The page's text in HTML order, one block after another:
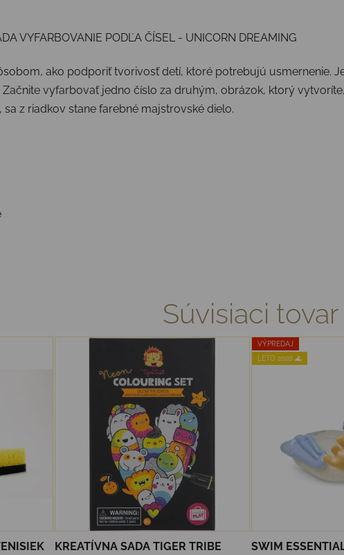
VYFARBOVANIE PODĽA ČÍSEL - UNICORN DREAMING
ako podporiť tvorivosť detí, ktoré potrebujú usmernenie.
Začnite vyfarbovať jedno číslo za druhým, obrázok, ktorý
z riadkov stane farebné majstrovské dielo.
Súvisiaci tovar
KREATÍVNA SADA TIGER TRIBE
VÝPREDAJ
LETO 2026 🌊
SWIM